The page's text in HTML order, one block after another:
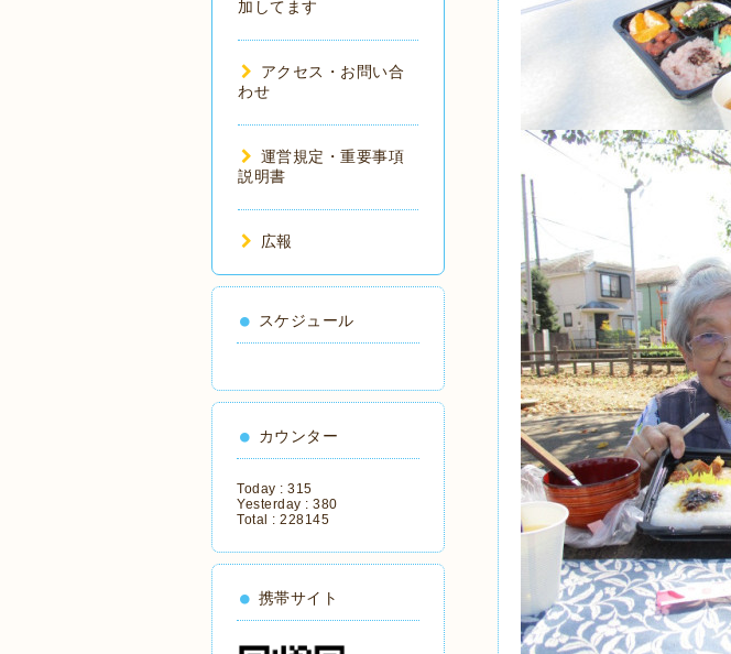
加してます
アクセス・お問い合
わせ
運営規定・重要事項
説明書
広報
スケジュール
カウンター
Today : 315
Yesterday : 380
Total : 228145
携帯サイト